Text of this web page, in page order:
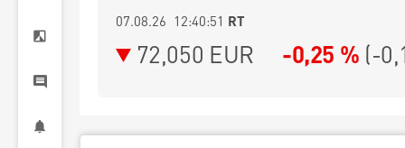
07.08.26 12:40:51 RT
72,050 EUR -0,25 % (-